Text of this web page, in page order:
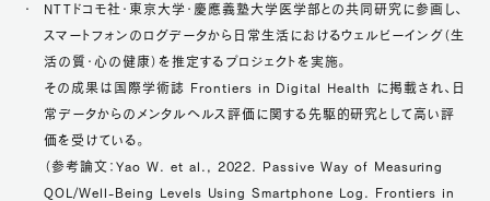
NTTドコモ社・東京大学・慶應義塾大学医学部との共同研究に参画し、
スマートフォンのログデータから日常生活におけるウェルビーイング（生
活の質・心の健康）を推定するプロジェクトを実施。
その成果は国際学術誌 Frontiers in Digital Health に掲載され、日
常データからのメンタルヘルス評価に関する先駆的研究として高い評
価を受けている。
（参考論文：Yao W. et al., 2022. Passive Way of Measuring
QOL/Well-Being Levels Using Smartphone Log. Frontiers in